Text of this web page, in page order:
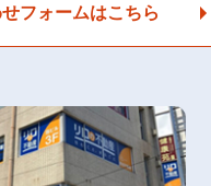
フォームはこちら